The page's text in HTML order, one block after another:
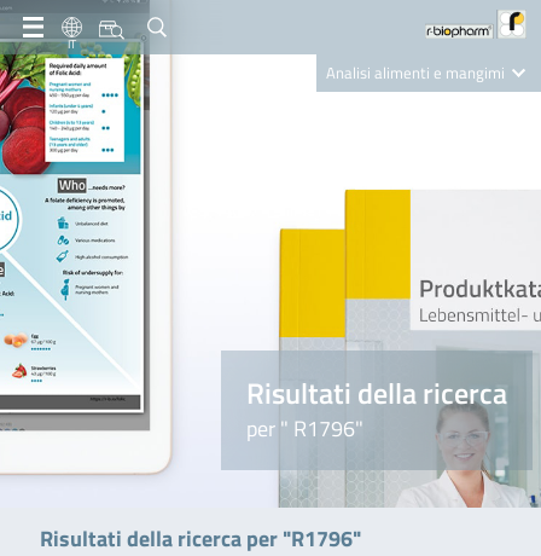
IT
Analisi alimenti e mangimi
Nutrition Care
Risultati della ricerca
per " R1796"
Risultati della ricerca per "R1796"